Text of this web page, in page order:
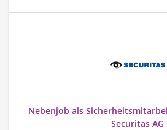
Nebenjob als
Securitas AG